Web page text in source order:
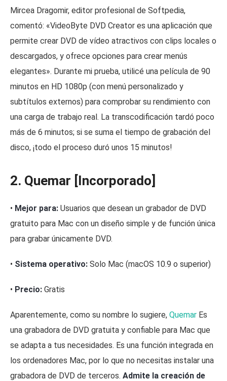
Mircea Dragomir, editor profesional de Softpedia,
comentó: «VideoByte DVD Creator es una aplicación que
permite crear DVD de vídeo atractivos con clips locales o
descargados, y ofrece opciones para crear menús
elegantes». Durante mi prueba, utilicé una película de 90
minutos en HD 1080p (con menú personalizado y
subtítulos externos) para comprobar su rendimiento con
una carga de trabajo real. La transcodificación tardó poco
más de 6 minutos; si se suma el tiempo de grabación del
disco, ¡todo el proceso duró unos 15 minutos!
2. Quemar [Incorporado]
• Mejor para: Usuarios que desean un grabador de DVD
gratuito para Mac con un diseño simple y de función única
para grabar únicamente DVD.
• Sistema operativo: Solo Mac (macOS 10.9 o superior)
• Precio: Gratis
Aparentemente, como su nombre lo sugiere, Quemar Es
una grabadora de DVD gratuita y confiable para Mac que
se adapta a tus necesidades. Es una función integrada en
los ordenadores Mac, por lo que no necesitas instalar una
grabadora de DVD de terceros. Admite la creación de